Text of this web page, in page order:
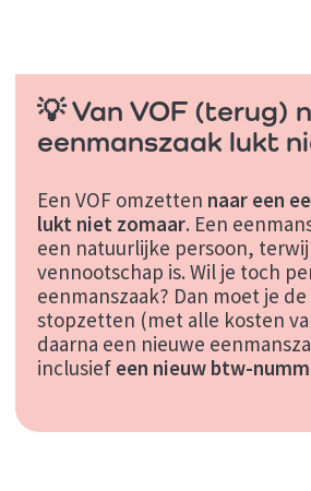
💡 Van VOF (terug)
eenmanszaak lukt
Een VOF omzetten naar een
lukt niet zomaar. Een
een natuurlijke persoon,
vennootschap is. Wil je toch
eenmanszaak? Dan moet je
stopzetten (met alle kosten
daarna een nieuwe
inclusief een nieuw btw-